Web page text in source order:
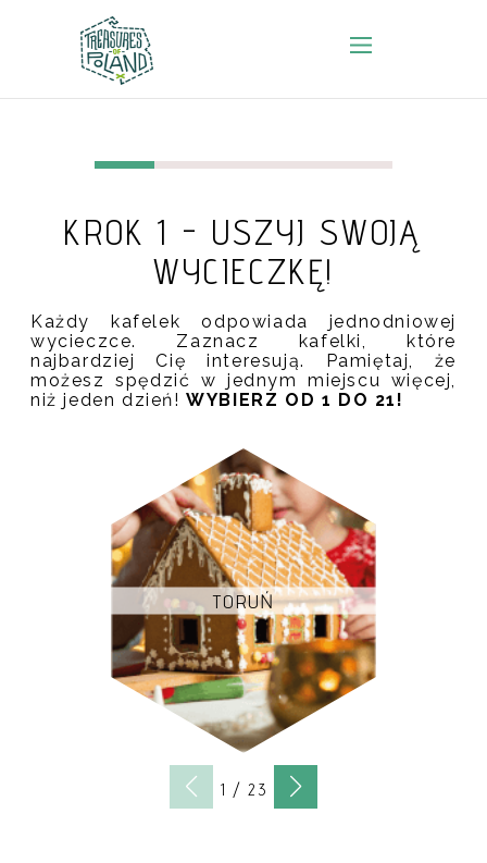
KROK 1 - USZYJ SWOJĄ
WYCIECZKĘ!
Każdy kafelek odpowiada jednodniowej
wycieczce. Zaznacz kafelki, które
najbardziej Cię interesują. Pamiętaj, że
możesz spędzić w jednym miejscu więcej,
niż jeden dzień!WYBIERZ OD 1 DO 21!
1 /23
TORUŃ